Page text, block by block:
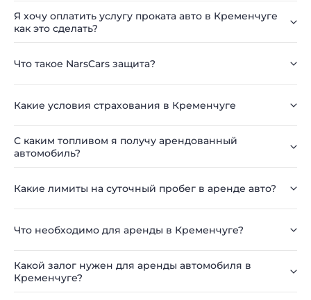
Я хочу оплатить услугу проката авто в Кременчуге
как это сделать?
Что такое NarsCars защита?
Какие условия страхования в Кременчуге
С каким топливом я получу арендованный
автомобиль?
Какие лимиты на суточный пробег в аренде авто?
Что необходимо для аренды в Кременчуге?
Какой залог нужен для аренды автомобиля в
Кременчуге?